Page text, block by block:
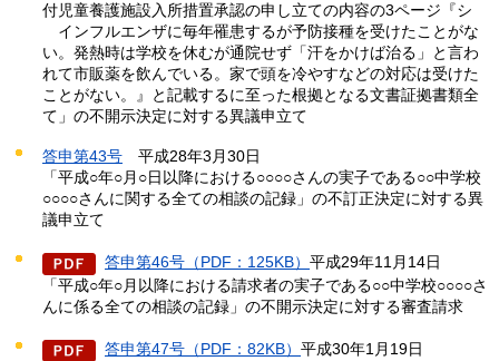
付児童養護施設入所措置承認の申し立ての内容の3ページ『シ
イ ンフルエンザに毎年罹患するが予防接種を受けたことがな
い。発熱時は学校を休むが通院せず「汗をかけば治る」と言わ
れて市販薬を飲んでいる。家で頭を冷やすなどの対応は受けた
ことがない。』と記載するに至った根拠となる文書証拠書類全
て」の不開示決定に対する異議申立て
答申第43号 平成28年3月30日
「平成○年○月○日以降における○○○○さんの実子である○○中学校
○○○○さんに関する全ての相談の記録」の不訂正決定に対する異
議申立て
答申第46号（PDF：125KB） 平成29年11月14日
「平成○年○月以降における請求者の実子である○○中学校○○○○さ
んに係る全ての相談の記録」の不開示決定に対する審査請求
答申第47号（PDF：82KB） 平成30年1月19日